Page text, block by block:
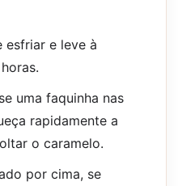
esfriar e leve à
uma faquinha nas
rapidamente a
o caramelo.
por cima, se